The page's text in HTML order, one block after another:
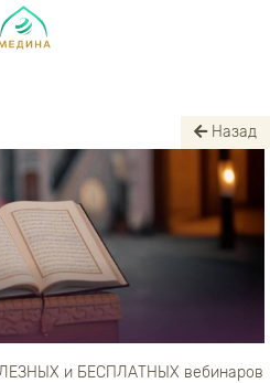
Назад
и БЕСПЛАТНЫХ вебинаров